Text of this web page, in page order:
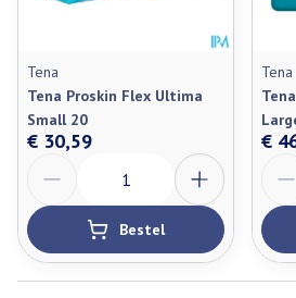
Tena
Tena Proskin Flex Ultima
Small 20
€ 30,59
Bestel
Tena
€